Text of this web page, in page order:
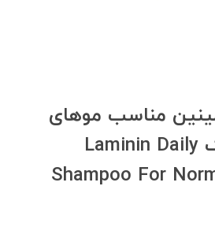
مناسب موهای
معمولی تا خشک Laminin Daily
Shampoo For